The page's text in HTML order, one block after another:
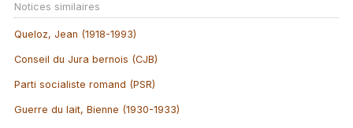
Notices similaires
Queloz, Jean (1918-1993)
Conseil du Jura bernois (CJB)
Parti socialiste romand (PSR)
Guerre du lait, Bienne (1930-1933)